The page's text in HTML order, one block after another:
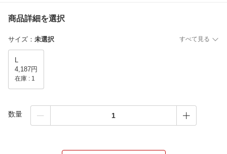
商品詳細を選択
サイズ ： 未選択 すべて見る
L
4,187円
在庫 : 1
数量